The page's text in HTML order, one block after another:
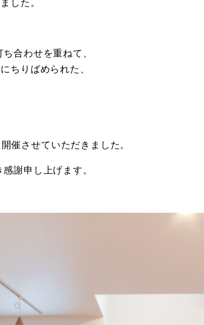
した。
合わせを重ねて、
ちりばめられた、
催させていただきました。
謝申し上げます。